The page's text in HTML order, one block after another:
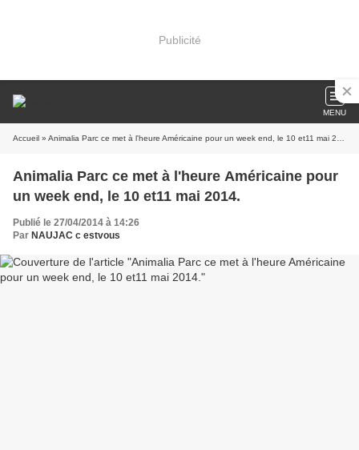
Publicité
MENU
Accueil » Animalia Parc ce met à l'heure Américaine pour un week end, le 10 et11 mai 2014.
Animalia Parc ce met à l'heure Américaine pour
un week end, le 10 et11 mai 2014.
Publié le 27/04/2014 à 14:26
Par NAUJAC c estvous